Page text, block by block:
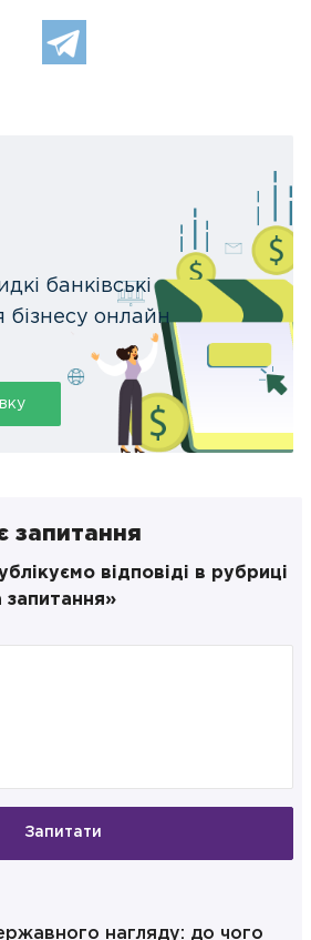
банківські
бізнесу онлайн
запитання
відповіді в рубриці
запитання»
Запитати
нагляду: до чого